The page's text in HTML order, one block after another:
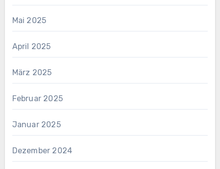
Mai 2025
April 2025
März 2025
Februar 2025
Januar 2025
Dezember 2024